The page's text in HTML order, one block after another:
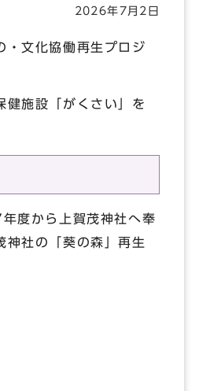
2026年7月2日
・文化協働再生プロジ
健施設「がくさい」を
度から上賀茂神社へ奉
神社の「葵の森」再生